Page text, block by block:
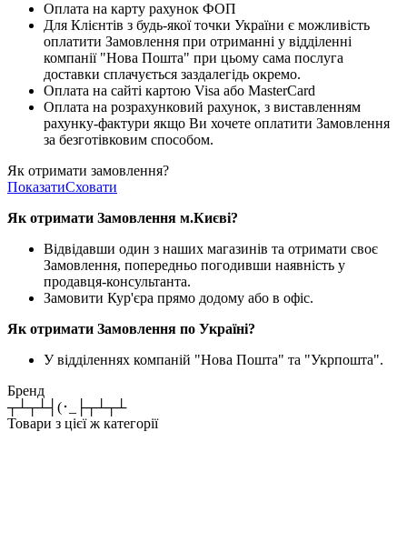
Оплата на карту рахунок ФОП
Для Клієнтів з будь-якої точки України є можливість
оплатити Замовлення при отриманні у відділенні
компанії "Нова Пошта" при цьому сама послуга
доставки сплачується заздалегідь окремо.
Оплата на сайті картою Visa або MasterCard
Оплата на розрахунковий рахунок, з виставленням
рахунку-фактури якщо Ви хочете оплатити Замовлення
за безготівковим способом.
Як отримати замовлення?
ПоказатиСховати
Як отримати Замовлення м.Києві?
Відвідавши один з наших магазинів та отримати своє
Замовлення, попередньо погодивши наявність у
продавця-консультанта.
Замовити Кур'єра прямо додому або в офіс.
Як отримати Замовлення по Україні?
У відділеннях компаній "Нова Пошта" та "Укрпошта".
Бренд
┬┴┬┴┤(･_├┬┴┬┴
Товари з цієї ж категорії